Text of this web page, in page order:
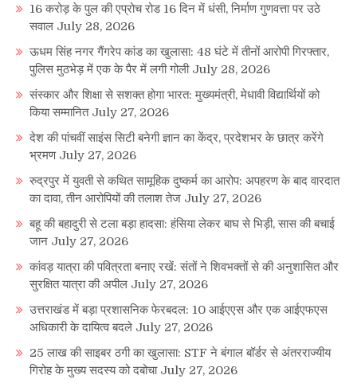
16 करोड़ के पुल की एप्रोच रोड 16 दिन में धंसी, निर्माण गुणवत्ता पर उठे
सवाल July 28, 2026
ऊधम सिंह नगर गैंगरेप कांड का खुलासा: 48 घंटे में तीनों आरोपी गिरफ्तार,
पुलिस मुठभेड़ में एक के पैर में लगी गोली July 28, 2026
संस्कार और शिक्षा से सशक्त होगा भारत: मुख्यमंत्री, मेधावी विद्यार्थियों को
किया सम्मानित July 27, 2026
देश की पांचवीं साइंस सिटी बनेगी ज्ञान का केंद्र, प्रदेशभर के छात्र करेंगे
भ्रमण July 27, 2026
रुद्रपुर में युवती से कथित सामूहिक दुष्कर्म का आरोप: अपहरण के बाद वारदात
का दावा, तीन आरोपियों की तलाश तेज July 27, 2026
बहू की बहादुरी से टला बड़ा हादसा: हंसिया लेकर बाघ से भिड़ी, सास की बचाई
जान July 27, 2026
कांवड़ यात्रा की पवित्रता बनाए रखें: संतों ने शिवभक्तों से की अनुशासित और
सुरक्षित यात्रा की अपील July 27, 2026
उत्तराखंड में बड़ा प्रशासनिक फेरबदल: 10 आईएएस और एक आईएफएस
अधिकारी के दायित्व बदले July 27, 2026
25 लाख की साइबर ठगी का खुलासा: STF ने बंगाल बॉर्डर से अंतरराज्यीय
गिरोह के मुख्य सदस्य को दबोचा July 27, 2026